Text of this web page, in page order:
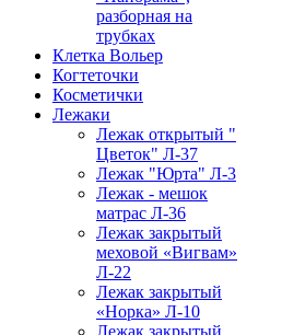
разборная на
трубках
Клетка Вольер
Когтеточки
Косметички
Лежаки
Лежак открытый "
Цветок" Л-37
Лежак "Юрта" Л-3
Лежак - мешок
матрас Л-36
Лежак закрытый
меховой «Вигвам»
Л-22
Лежак закрытый
«Норка» Л-10